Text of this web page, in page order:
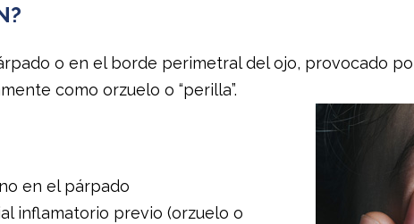
o en el borde perimetral del ojo, provocado
como orzuelo o “perilla”.
en el párpado
inflamatorio previo (orzuelo o